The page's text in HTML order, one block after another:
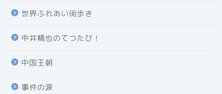
世界ふれあい街歩き
中井精也のてつたび！
中国王朝
事件の涙